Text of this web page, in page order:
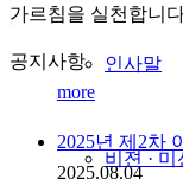
인사말
비젼 · 미
가르침을 실천합니
공지사항
more
2025년 제2차
2025.08.04